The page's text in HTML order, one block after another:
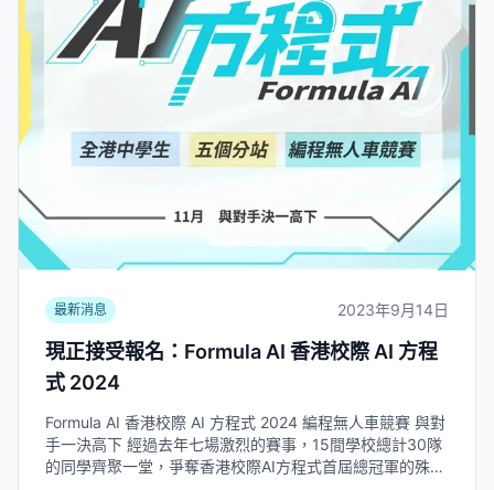
最新消息 2023年9月14日
現正接受報名：Formula AI 香港校際 AI 方程
式 2024
Formula AI 香港校際 AI 方程式 2024 編程無人車競賽 與對
手一決高下 經過去年七場激烈的賽事，15間學校總計30隊
的同學齊聚一堂，爭奪香港校際AI方程式首屆總冠軍的殊